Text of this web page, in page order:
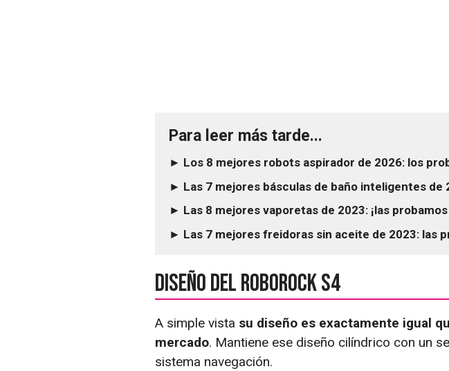
Para leer más tarde...
► Los 8 mejores robots aspirador de 2026: los
► Las 7 mejores básculas de baño inteligentes de
► Las 8 mejores vaporetas de 2023: ¡las
► Las 7 mejores freidoras sin aceite de 2023: las
Diseño del Roborock S4
A simple vista su diseño es exactamente igual
mercado. Mantiene ese diseño cilíndrico con un
sistema navegación.